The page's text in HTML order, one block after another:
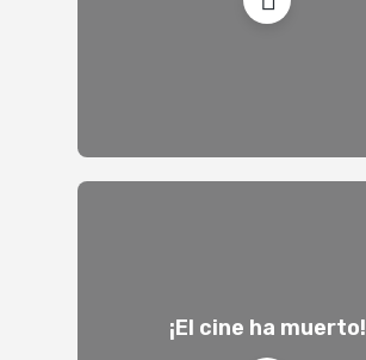
¡El cine ha muerto!